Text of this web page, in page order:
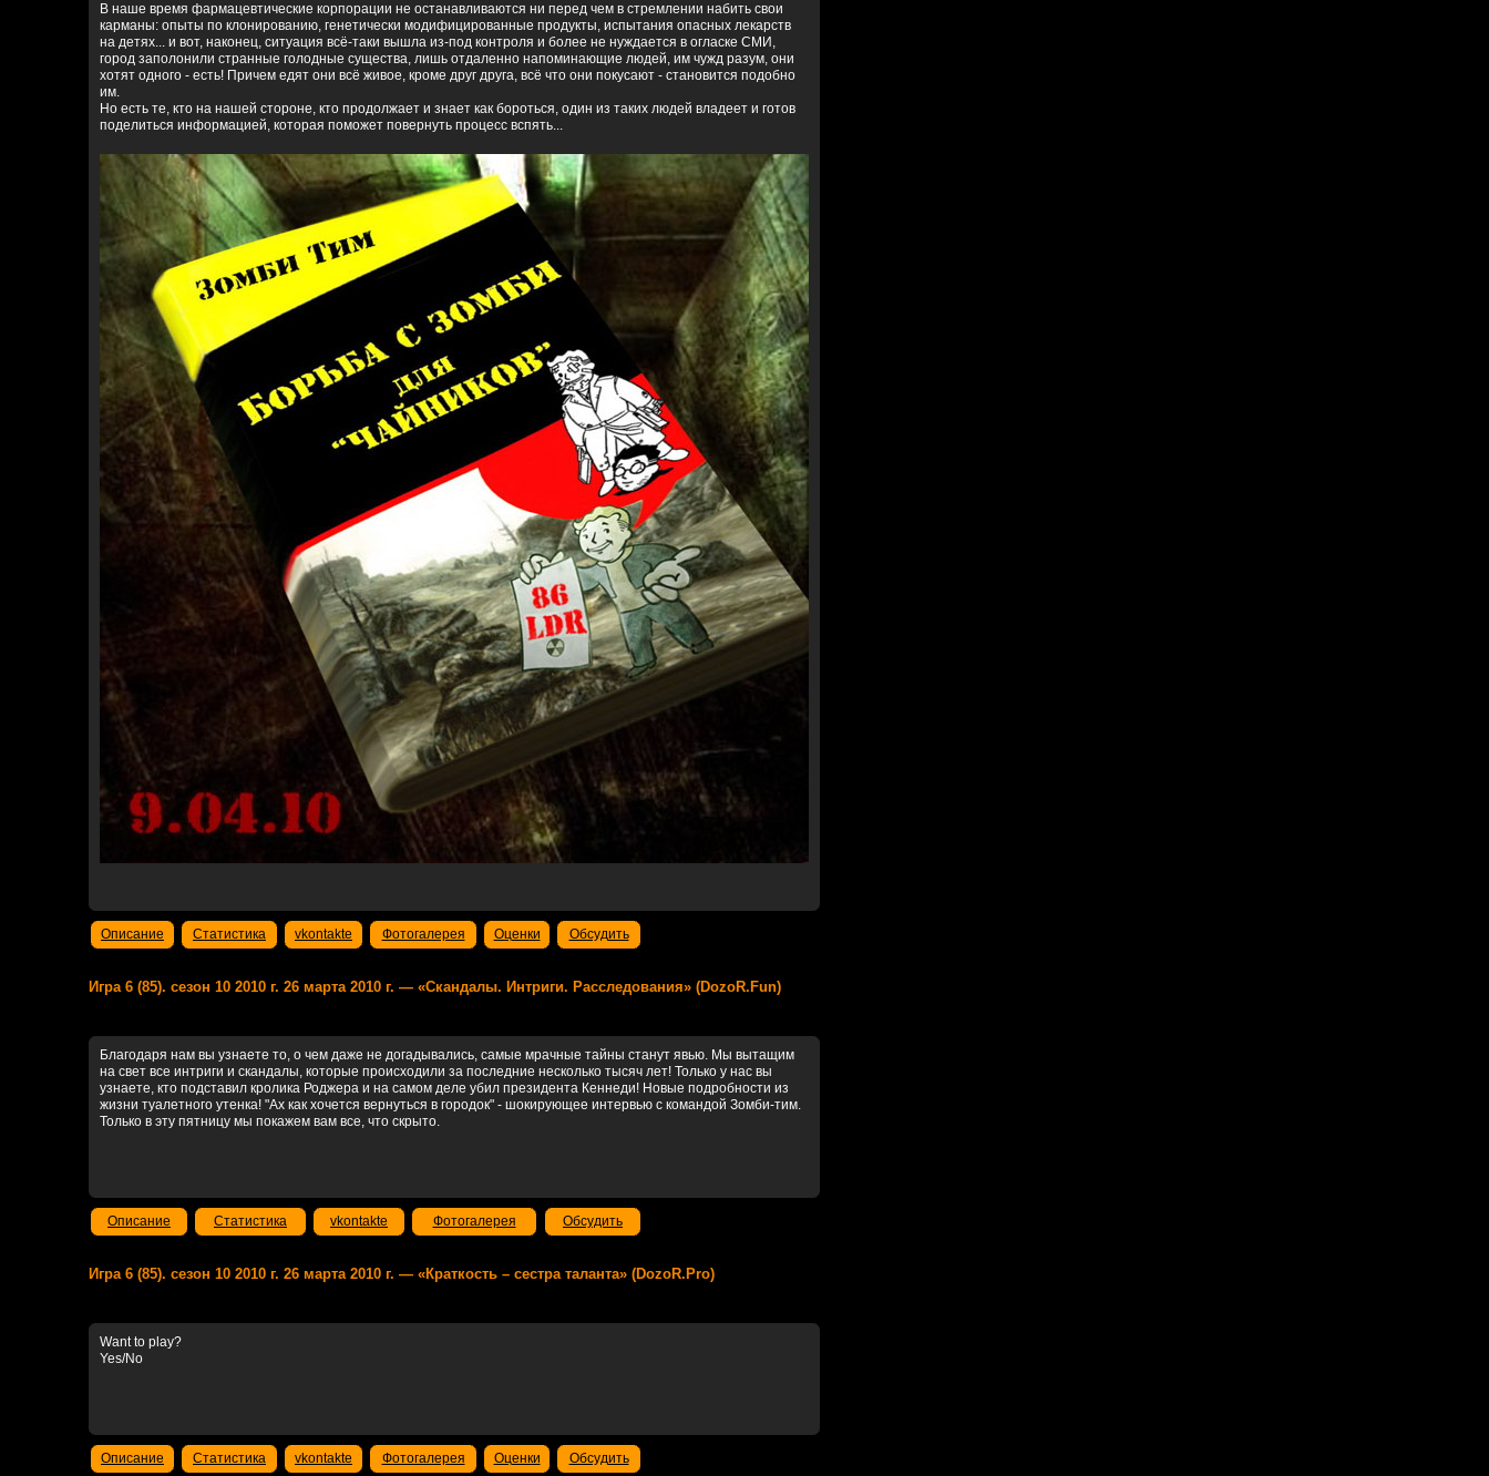
В наше время фармацевтические корпорации не останавливаются ни перед чем в стремлении набить свои
карманы: опыты по клонированию, генетически модифицированные продукты, испытания опасных лекарств
на детях... и вот, наконец, ситуация всё-таки вышла из-под контроля и более не нуждается в огласке СМИ,
город заполонили странные голодные существа, лишь отдаленно напоминающие людей, им чужд разум, они
хотят одного - есть! Причем едят они всё живое, кроме друг друга, всё что они покусают - становится подобно
им.
Но есть те, кто на нашей стороне, кто продолжает и знает как бороться, один из таких людей владеет и готов
поделиться информацией, которая поможет повернуть процесс вспять...
Описание Статистика vkontakte Фотогалерея Оценки Обсудить
Игра 6 (85). сезон 10 2010 г. 26 марта 2010 г. — «Скандалы. Интриги. Расследования» (DozoR.Fun)
Благодаря нам вы узнаете то, о чем даже не догадывались, самые мрачные тайны станут явью. Мы вытащим
на свет все интриги и скандалы, которые происходили за последние несколько тысяч лет! Только у нас вы
узнаете, кто подставил кролика Роджера и на самом деле убил президента Кеннеди! Новые подробности из
жизни туалетного утенка! "Ах как хочется вернуться в городок" - шокирующее интервью с командой Зомби-тим.
Только в эту пятницу мы покажем вам все, что скрыто.
Описание Статистика vkontakte Фотогалерея Обсудить
Игра 6 (85). сезон 10 2010 г. 26 марта 2010 г. — «Краткость – сестра таланта» (DozoR.Pro)
Want to play?
Yes/No
Описание Статистика vkontakte Фотогалерея Оценки Обсудить